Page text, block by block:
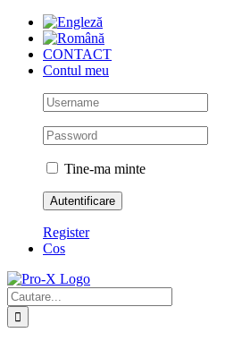
Skip
contentCONTACT
Contul meu
Tine-ma minte
Register
Cos
Cautare...